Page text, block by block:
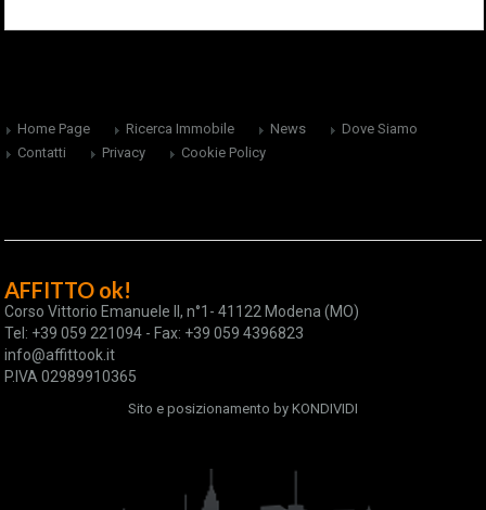
Home Page Ricerca Immobile News
Dove Siamo
Contatti
Privacy Cookie Policy
AFFITTO ok!
Corso Vittorio Emanuele II, n°1- 41122 Modena (MO)
Tel: +39 059 221094 - Fax: +39 059 4396823
info@affittook.it
P.IVA 02989910365
Sito e posizionamento by KONDIVIDI